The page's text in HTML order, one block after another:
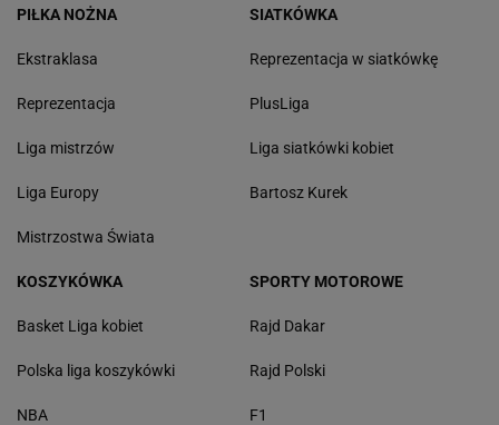
PIŁKA NOŻNA
Ekstraklasa
Reprezentacja
Liga mistrzów
Liga Europy
Mistrzostwa Świata
SIATKÓWKA
Reprezentacja w siatkówkę
PlusLiga
Liga siatkówki kobiet
Bartosz Kurek
KOSZYKÓWKA
Basket Liga kobiet
Polska liga koszykówki
NBA
SPORTY MOTOROWE
Rajd Dakar
Rajd Polski
F1